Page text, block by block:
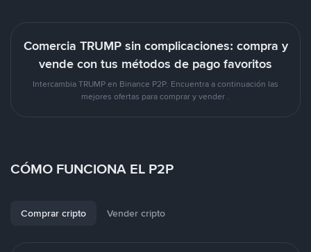
Comercia TRUMP sin complicaciones: compra y
vende con tus métodos de pago favoritos
Intercambia TRUMP en Binance P2P. Encuentra a continuación las
mejores ofertas para comprar y vender .
CÓMO FUNCIONA EL P2P
Comprar cripto Vender cripto